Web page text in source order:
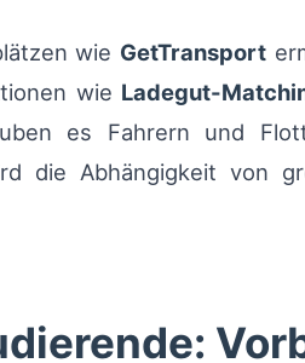
wie GetTransport
wie Ladegut-
es Fahrern und
die Abhängigkeit von